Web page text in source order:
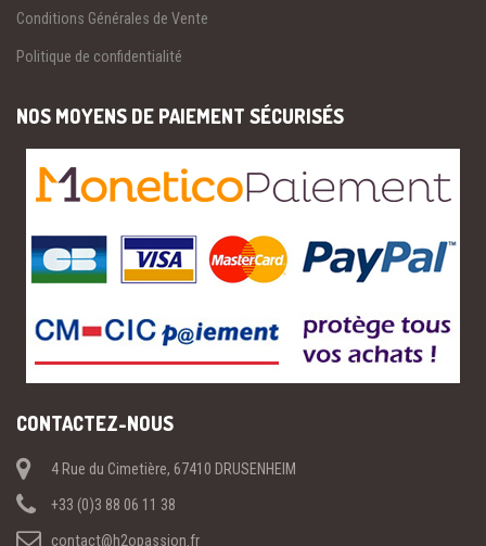
Conditions Générales de Vente
Politique de confidentialité
NOS MOYENS DE PAIEMENT SÉCURISÉS
CONTACTEZ-NOUS
4 Rue du Cimetière, 67410 DRUSENHEIM
+33 (0)3 88 06 11 38
contact@h2opassion.fr